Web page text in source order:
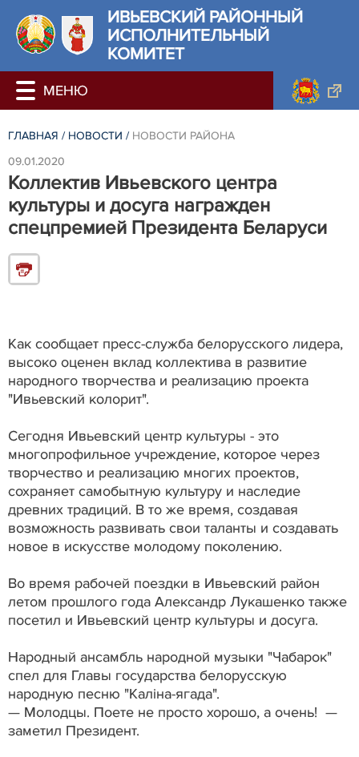
ИВЬЕВСКИЙ РАЙОННЫЙ
ИСПОЛНИТЕЛЬНЫЙ
КОМИТЕТ
ГЛАВНАЯ / НОВОСТИ / НОВОСТИ РАЙОНА
09.01.2020
Коллектив Ивьевского центра
культуры и досуга награжден
спецпремией Президента Беларуси
Как сообщает пресс-служба белорусского лидера,
высоко оценен вклад коллектива в развитие
народного творчества и реализацию проекта
"Ивьевский колорит".
Сегодня Ивьевский центр культуры - это
многопрофильное учреждение, которое через
творчество и реализацию многих проектов,
сохраняет самобытную культуру и наследие
древних традиций. В то же время, создавая
возможность развивать свои таланты и создавать
новое в искусстве молодому поколению.
Во время рабочей поездки в Ивьевский район
летом прошлого года Александр Лукашенко также
посетил и Ивьевский центр культуры и досуга.
Народный ансамбль народной музыки "Чабарок"
спел для Главы государства белорусскую
народную песню "Калiна-ягада".
— Молодцы. Поете не просто хорошо, а очень! —
заметил Президент.